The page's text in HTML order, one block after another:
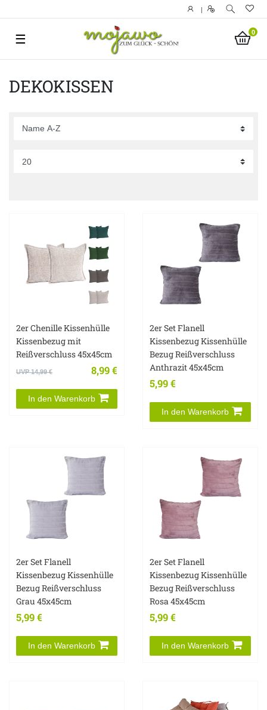
|
0
☰
DEKOKISSEN
2er Chenille Kissenhülle
Kissenbezug mit
Reißverschluss 45x45cm
UVP 14,99 € 8,99 €
In den Warenkorb
2er Set Flanell
Kissenbezug Kissenhülle
Bezug Reißverschluss
Anthrazit 45x45cm
5,99 €
In den Warenkorb
2er Set Flanell
Kissenbezug Kissenhülle
Bezug Reißverschluss
Grau 45x45cm
5,99 €
In den Warenkorb
2er Set Flanell
Kissenbezug Kissenhülle
Bezug Reißverschluss
Rosa 45x45cm
5,99 €
In den Warenkorb